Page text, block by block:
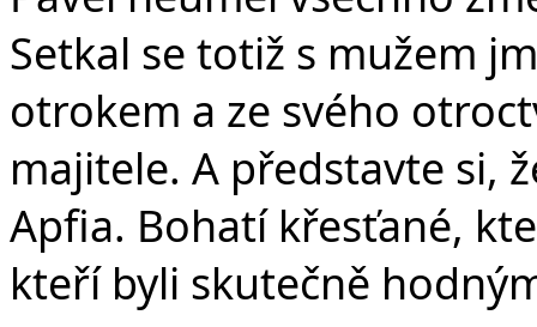
Setkal se totiž s mužem
otrokem a ze svého
majitele. A představte si,
Apfia. Bohatí křesťané,
kteří byli skutečně